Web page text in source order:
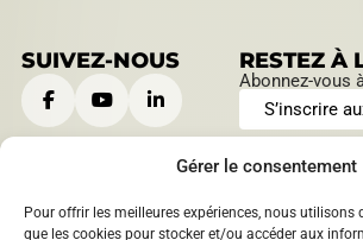
Gérer le consentement
Pour offrir les meilleures expériences, nous utilisons
que les cookies pour stocker et/ou accéder aux
Vente pour non-paiement de
SUIVEZ-NOUS RESTEZ À
Abonnez-vous
S’inscrire
CONTACTEZ-NOUS HEURES